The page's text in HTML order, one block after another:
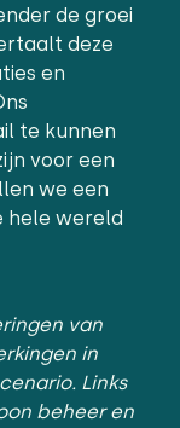
de groei
deze
en
te kunnen
voor een
we een
hele wereld
van
in
Links
beheer en